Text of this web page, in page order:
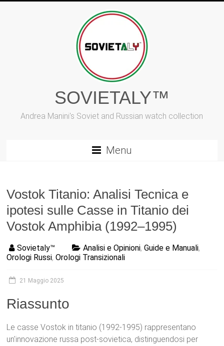
SOVIETALY™
Andrea Manini's Soviet and Russian watch collection
Menu
Vostok Titanio: Analisi Tecnica e
ipotesi sulle Casse in Titanio dei
Vostok Amphibia (1992–1995)
Sovietaly™ Analisi e Opinioni,Guide e Manuali,
Orologi Russi,Orologi Transizionali
21 Maggio 2025
Riassunto
Le casse Vostok in titanio (1992-1995) rappresentano
un'innovazione russa post-sovietica, distinguendosi per